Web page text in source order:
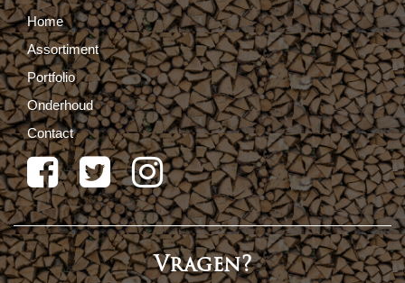
Home
Assortiment
Portfolio
Onderhoud
Contact
Vragen?